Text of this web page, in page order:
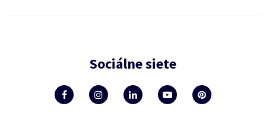
Sociálne siete